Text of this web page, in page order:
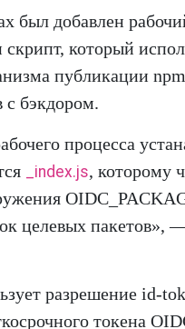
был добавлен
который
публикации
с бэкдором.
процесса
_index.js, которому
целевых пакетов»,
разрешение id-
токена